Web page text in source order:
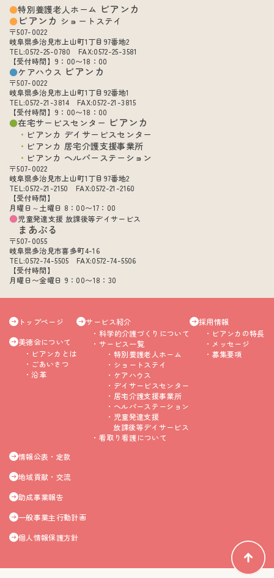
特別養護老人ホーム ビアンカ
ビアンカ ショートステイ
〒507-0022
岐阜県多治見市上山町1丁目97番地2
TEL:0572-25-0780 FAX:0572-25-3581
【受付時間】9：00〜18：00
ケアハウス ビアンカ
〒507-0022
岐阜県多治見市上山町1丁目92番地1
TEL:0572-21-3814 FAX:0572-21-3815
【受付時間】9：00〜18：00
在宅サービスセンター ビアンカ
ビアンカ デイサービスセンター
ビアンカ 居宅介護支援事業所
ビアンカ ヘルパーステーション
〒507-0022
岐阜県多治見市上山町1丁目97番地2
TEL:0572-21-2150 FAX:0572-21-2160
【受付時間】
月曜日～土曜日 8：00〜17：00
児童発達支援 放課後等デイサービス
まあぶる
〒507-0055
岐阜県多治見市喜多町4-16
TEL:0572-74-5505 FAX:0572-74-5506
【受付時間】
月曜日〜金曜日 9：00〜18：30
トップページ
美徳会について
ビアンカとは
ごあいさつ
沿革
サービス紹介
科学的介護づくりについて
サービス一覧
特別養護老人ホーム
ショートステイ
ケアハウス
デイサービスセンター
居宅介護支援事業所
ヘルパーステーション
児童発達支援
放課後等デイサービス
看取り看護について
採用情報
ビアンカの特長
メッセージ
募集要項
情報公表・定款
地域貢献・交流
助成事業報告
一般事業主行動計画
個人情報保護方針